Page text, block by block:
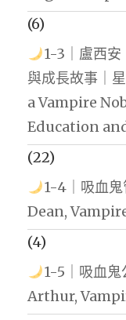
(6)
1-3｜盧西安
與成長故事｜
a Vampire
Education
(22)
1-4｜吸血鬼
Dean,
(4)
1-5｜吸血鬼
Arthur,